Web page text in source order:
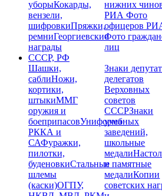
уборыКокарды,
вензели,
шифровкиПряжки,
ремниГеоргиевские
награды
нижних
РИАФото
офицеров
Фото
лиц
СССР, РФ
Шашки,
саблиНожи,
кортики,
штыкиММГ
оружия и
боеприпасовУниформа
РККА и
САФуражки,
пилотки,
буденовкиСтальные
шлемы
(каски)ОГПУ,
Знаки
делегатов
Верховных
советов
СССРЗнаки
учебных
заведений,
школьные
медали
и памятные
медалиКопии
советских